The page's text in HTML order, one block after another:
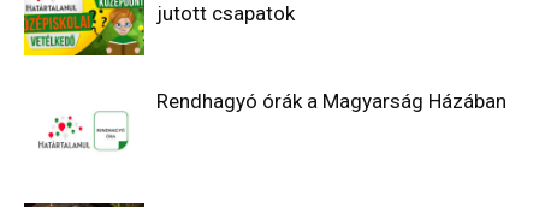
jutott csapatok
Rendhagyó órák a Magyarság Házában